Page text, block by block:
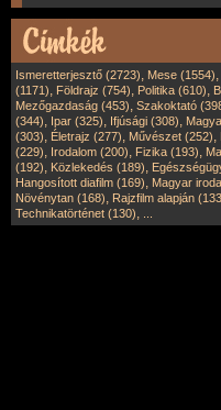
Ismeretterjesztő (2723), Mese (1554),
(1171), Földrajz (754), Politika (610),
Mezőgazdaság (453), Szakoktató
(344), Ipar (325), Ifjúsági (308),
(303), Életrajz (277), Művészet (252),
(229), Irodalom (200), Fizika (193),
(192), Közlekedés (189),
Hangosított diafilm (169), Magyar
Növénytan (168), Rajzfilm alapján
Technikatörténet (130),